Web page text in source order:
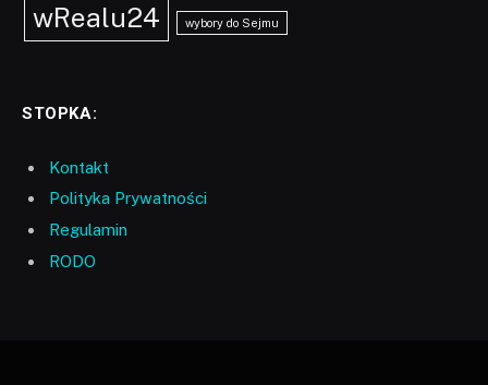
wRealu24 wybory do Sejmu
STOPKA:
Kontakt
Polityka Prywatności
Regulamin
RODO